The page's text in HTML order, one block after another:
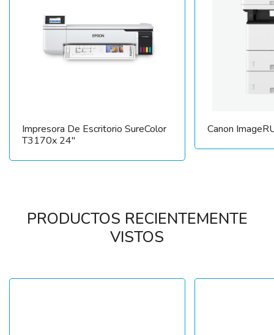
Impresora De Escritorio SureColor
T3170x 24″
Canon
PRODUCTOS RECIENTEMENTE
VISTOS